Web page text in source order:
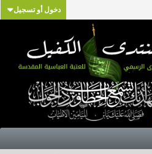
دخول أو تسجيل